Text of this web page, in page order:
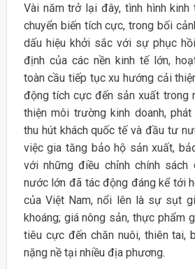
Vài năm trở lại đây, tình hình
chuyển biến tích cực, trong bối
dấu hiệu khởi sắc với sự phục
định của các nền kinh tế lớn,
toàn cầu tiếp tục xu hướng cải
động tích cực đến sản xuất trong
thiện môi trường kinh doanh, phát
thu hút khách quốc tế và đầu tư
việc gia tăng bảo hộ sản xuất,
với những điều chỉnh chính
nước lớn đã tác động đáng kể tới
của Việt Nam, nổi lên là sự sụt
khoáng; giá nông sản, thực phẩm
tiêu cực đến chăn nuôi, thiên tai,
nặng nề tại nhiều địa phương.